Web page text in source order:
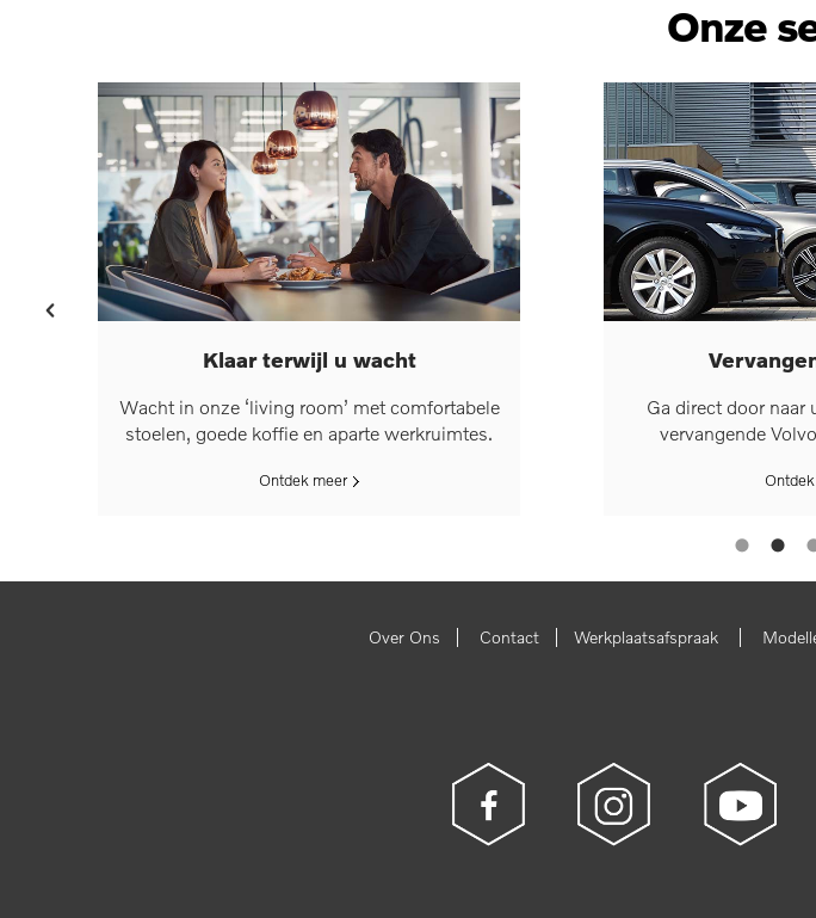
Onze
Klaar terwijl u wacht
Wacht in onze ‘living room’ met comfortabele
stoelen, goede koffie en aparte werkruimtes.
Ontdek meer
Ga direct door naar
vervangende
Over Ons | Contact | Werkplaatsafspraak |